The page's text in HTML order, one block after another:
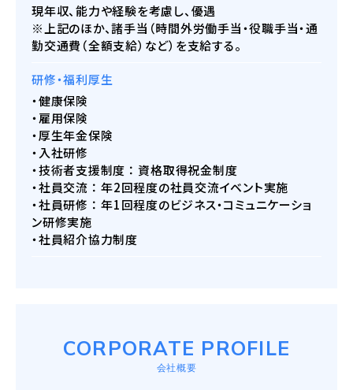
現年収、能力や経験を考慮し、優遇
※上記のほか、諸手当（時間外労働手当・役職手当・通
勤交通費（全額支給）など）を支給する。
研修・福利厚生
・健康保険
・雇用保険
・厚生年金保険
・入社研修
・技術者支援制度 ： 資格取得祝金制度
・社員交流 ： 年2回程度の社員交流イベント実施
・社員研修 ： 年1回程度のビジネス・コミュニケーショ
ン研修実施
・社員紹介協力制度
CORPORATE PROFILE
会社概要